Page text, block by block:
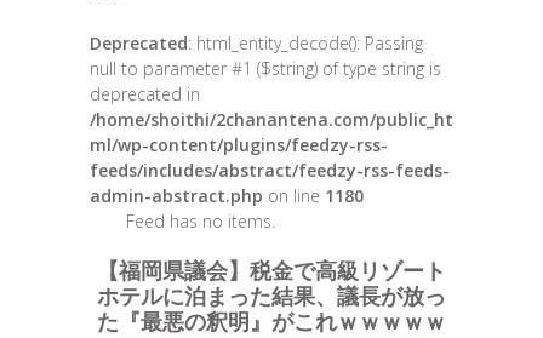
Deprecated: html_entity_decode(): Passing
null to parameter #1 ($string) of type string is
deprecated in
/home/shoithi/2chanantena.com/public_ht
ml/wp-content/plugins/feedzy-rss-
feeds/includes/abstract/feedzy-rss-feeds-
admin-abstract.php on line 1180
Feed has no items.
【福岡県議会】税金で高級リゾート
ホテルに泊まった結果、議長が放っ
た『最悪の釈明』がこれｗｗｗｗｗ